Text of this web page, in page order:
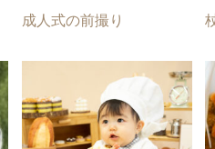
成人式の前撮り